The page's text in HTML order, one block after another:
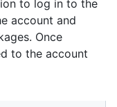
to log in to the
account and
Once
to the account